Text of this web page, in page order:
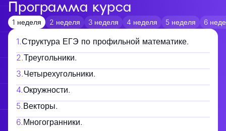
Программа курса
1 неделя 2 неделя 3 неделя 4 неделя 5 неделя 6
1.Структура ЕГЭ по профильной математике.
2.Треугольники.
3.Четырехугольники.
4.Окружности.
5.Векторы.
6.Многогранники.